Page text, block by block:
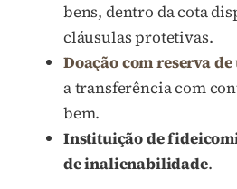
bens, dentro da cota
cláusulas protetivas.
Doação com reserva
a transferência com
bem.
Instituição de
de inalienabilidade.